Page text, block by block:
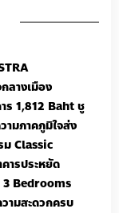
ลางเมือง
ร 1,812 Bahtชู
มภาคภูมิใจส่ง
มClassic
ารประหยัด
Bedrooms
ามสะดวกครบ